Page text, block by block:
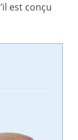
est conçu